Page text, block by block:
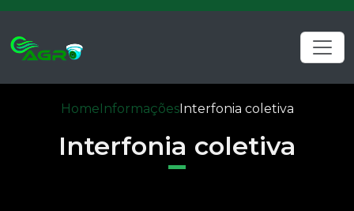
HomeInformaçõesInterfonia coletiva
Interfonia coletiva